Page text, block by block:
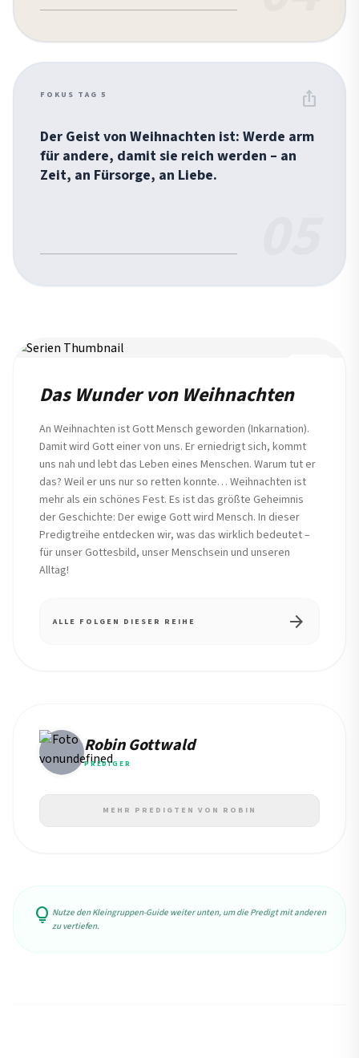
FOKUS TAG 5 ios_share
Der Geist von Weihnachten ist: Werde arm
für andere, damit sie reich werden – an
Zeit, an Fürsorge, an Liebe.
Das Wunder von Weihnachten
An Weihnachten ist Gott Mensch geworden (Inkarnation).
Damit wird Gott einer von uns. Er erniedrigt sich, kommt
uns nah und lebt das Leben eines Menschen. Warum tut er
das? Weil er uns nur so retten konnte… Weihnachten ist
mehr als ein schönes Fest. Es ist das größte Geheimnis
der Geschichte: Der ewige Gott wird Mensch. In dieser
Predigtreihe entdecken wir, was das wirklich bedeutet –
für unser Gottesbild, unser Menschsein und unseren
Alltag!
ALLE FOLGEN DIESER REIHE arrow_forward
Robin Gottwald
PREDIGER
MEHR PREDIGTEN VON ROBIN
lightbulb Nutze den Kleingruppen-Guide weiter unten, um die Predigt mit anderen
zu vertiefen.